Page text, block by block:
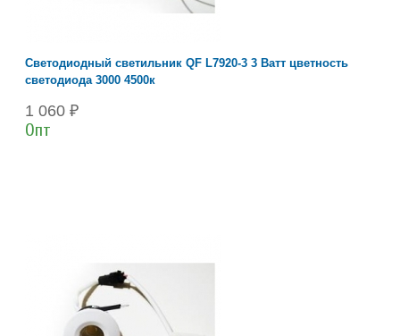
Светодиодный светильник QF L7920-3 3 Ватт цветность
светодиода 3000 4500к
1 060 ₽
Опт